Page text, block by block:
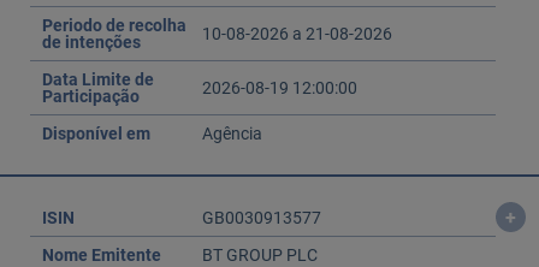
Periodo de recolha
de intenções
10-08-2026 a 21-08-2026
Data Limite de
Participação
2026-08-19 12:00:00
Disponível em Agência
ISIN GB0030913577 +
Nome Emitente
BT GROUP PLC